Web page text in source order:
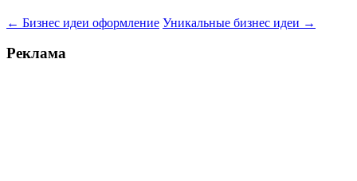
← Бизнес идеи оформление Уникальные бизнес идеи →
Реклама